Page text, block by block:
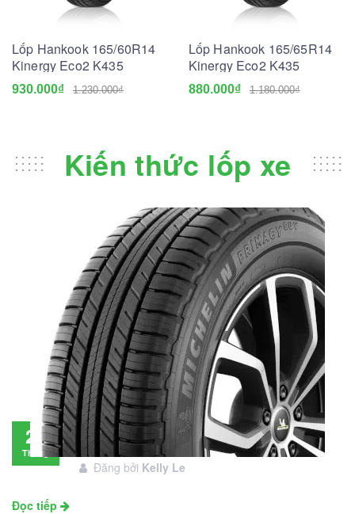
Lốp Hankook 165/60R14
Kinergy Eco2 K435
930.000₫ 1.230.000₫
Lốp Hankook 165/65R14
Kinergy Eco2 K435
880.000₫ 1.180.000₫
Kiến thức lốp xe
28
Tháng
Đánh giá lốp Michelin Primacy SUV: Đáng
đầu tư không?
Đăng bởi Kelly Le
Đọc tiếp